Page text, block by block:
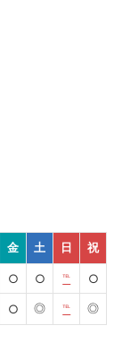
金 土 日 祝
○ ○ ℡ ○
○ ◎ ℡ ◎